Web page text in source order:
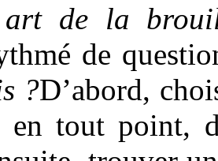
art de la
de
?D’abord,
en tout point,